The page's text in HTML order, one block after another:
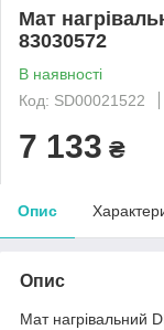
Мат
83030572
В наявності
Код: SD00021522
7 133 ₴
Опис
Опис
Мат нагрівальний